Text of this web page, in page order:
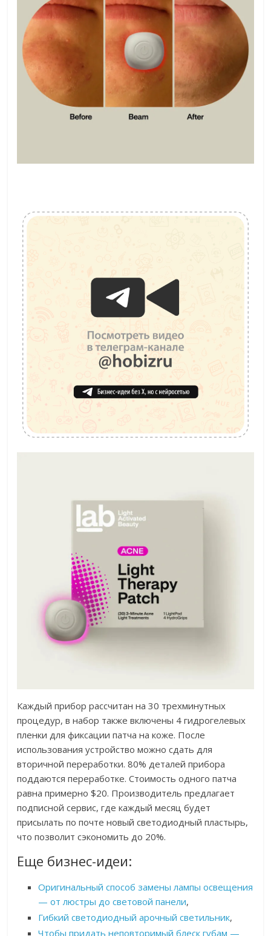
Каждый прибор рассчитан на 30 трехминутных
процедур, в набор также включены 4 гидрогелевых
пленки для фиксации патча на коже. После
использования устройство можно сдать для
вторичной переработки. 80% деталей прибора
поддаются переработке. Стоимость одного патча
равна примерно $20. Производитель предлагает
подписной сервис, где каждый месяц будет
присылать по почте новый светодиодный пластырь,
что позволит сэкономить до 20%.
Еще бизнес-идеи:
Оригинальный способ замены лампы освещения
— от люстры до световой панели,
Гибкий светодиодный арочный светильник,
Чтобы придать неповторимый блеск губам —